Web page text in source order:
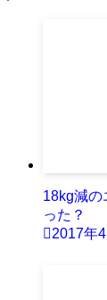
18kg減の
った？
2017年